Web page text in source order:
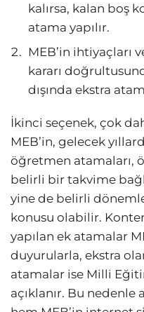
kalırsa, kalan boş
atama yapılır.
MEB’in ihtiyaçları
kararı
dışında ekstra
İkinci seçenek, çok
MEB’in, gelecek
öğretmen atamaları,
belirli bir takvime
yine de belirli
konusu olabilir.
yapılan ek atamalar
duyurularla, ekstra
atamalar ise Milli
açıklanır. Bu nedenle